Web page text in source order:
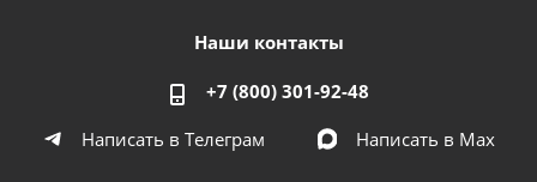
Наши контакты
+7 (800) 301-92-48
Написать в Телеграм
Написать в Мах